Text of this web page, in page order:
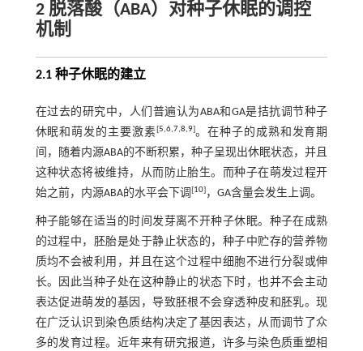
2 脱落酸（ABA）对种子休眠的调控
机制
2.1 种子休眠的建立
在过去的研究中，人们普遍认为ABA和GA是拮抗调节种子
休眠和萌发的主要激素[5,6,7,8,9]。在种子的成熟和发育期
间，随着内源ABA的不断积累，种子呈现出休眠状态，并且
这种状态将被维持，从而防止胎生。而种子在萌发过程开
始之前，内源ABA的水平会下调 [10]，GA含量会发生上调。
种子能够在适当的时间发芽离不开种子休眠。种子在成熟
的过程中，胚胎是处于静止状态的，种子中贮存的营养物
质均不会被利用，并且在这个过程中细胞不进行分裂或伸
长。因此当种子处在这种静止的状态下时，也并不会主动
表达促进萌发的基因，导致胚根不会穿透种皮和胚乳。现
在广泛认识到染色质结构决定了基因表达，从而调节了众
多的发育过程。近年来有研究报道，许多与染色质重塑相